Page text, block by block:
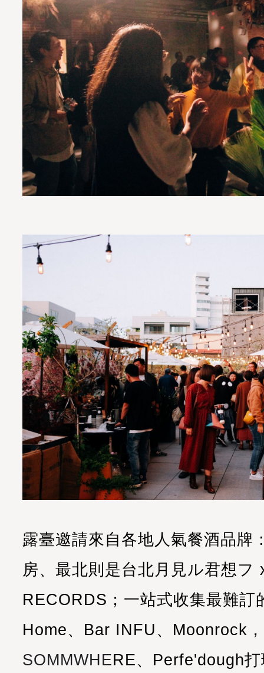
露臺邀請來自各地人氣餐酒品牌
房、最北則是台北月見ル君想
RECORDS；一站式收集最難訂
Home、Bar INFU、Moonrock
SOMMWHERE、Perfe'dough